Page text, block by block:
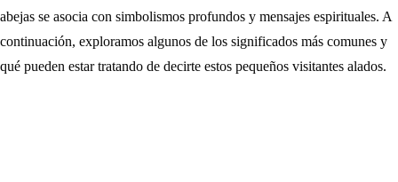
abejas se asocia con simbolismos profundos y mensajes espirituales. A
continuación, exploramos algunos de los significados más comunes y
qué pueden estar tratando de decirte estos pequeños visitantes alados.